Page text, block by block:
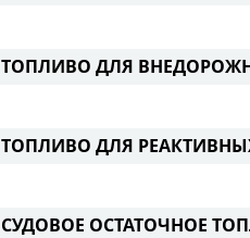
ТОПЛИВО ДЛЯ
ТОПЛИВО ДЛЯ РЕАКТИВНЫХ
СУДОВОЕ ОСТАТОЧНОЕ